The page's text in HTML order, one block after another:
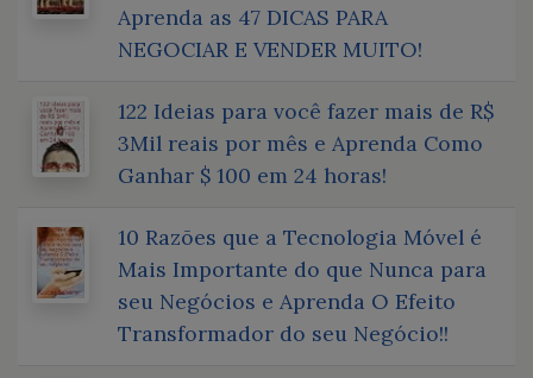
Aprenda as 47 DICAS PARA
NEGOCIAR E VENDER MUITO!
122 Ideias para você fazer mais de R$
3Mil reais por mês e Aprenda Como
Ganhar $ 100 em 24 horas!
10 Razões que a Tecnologia Móvel é
Mais Importante do que Nunca para
seu Negócios e Aprenda O Efeito
Transformador do seu Negócio!!